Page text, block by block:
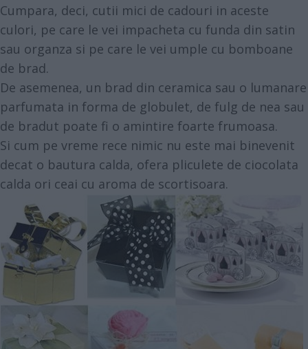
Cumpara, deci, cutii mici de cadouri in aceste
culori, pe care le vei impacheta cu funda din satin
sau organza si pe care le vei umple cu bomboane
de brad.
De asemenea, un brad din ceramica sau o lumanare
parfumata in forma de globulet, de fulg de nea sau
de bradut poate fi o amintire foarte frumoasa.
Si cum pe vreme rece nimic nu este mai binevenit
decat o bautura calda, ofera pliculete de ciocolata
calda ori ceai cu aroma de scortisoara.